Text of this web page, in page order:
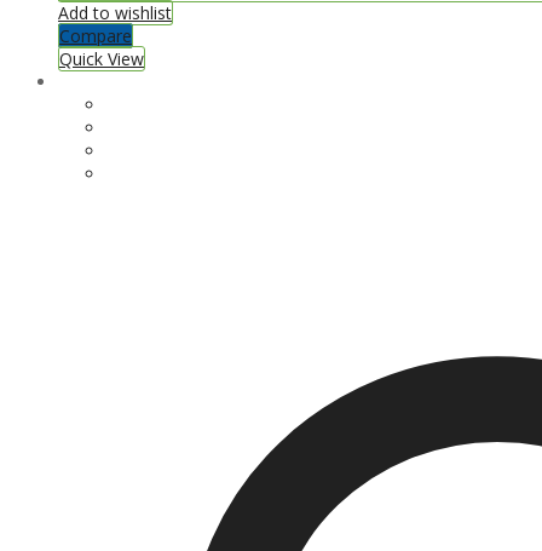
Add to wishlist
Compare
Quick View